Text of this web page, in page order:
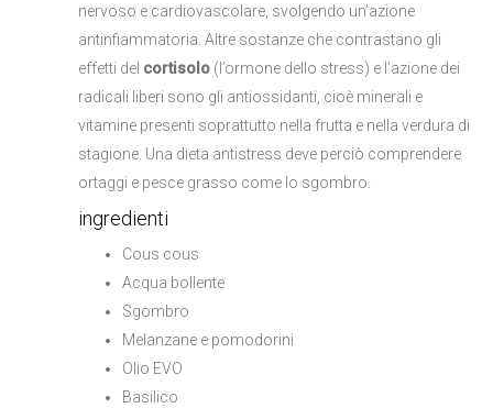
nervoso e cardiovascolare, svolgendo un’azione
antinfiammatoria. Altre sostanze che contrastano gli
effetti del cortisolo (l’ormone dello stress) e l’azione dei
radicali liberi sono gli antiossidanti, cioè minerali e
vitamine presenti soprattutto nella frutta e nella verdura di
stagione. Una dieta antistress deve perciò comprendere
ortaggi e pesce grasso come lo sgombro.
ingredienti
Cous cous
Acqua bollente
Sgombro
Melanzane e pomodorini
Olio EVO
Basilico